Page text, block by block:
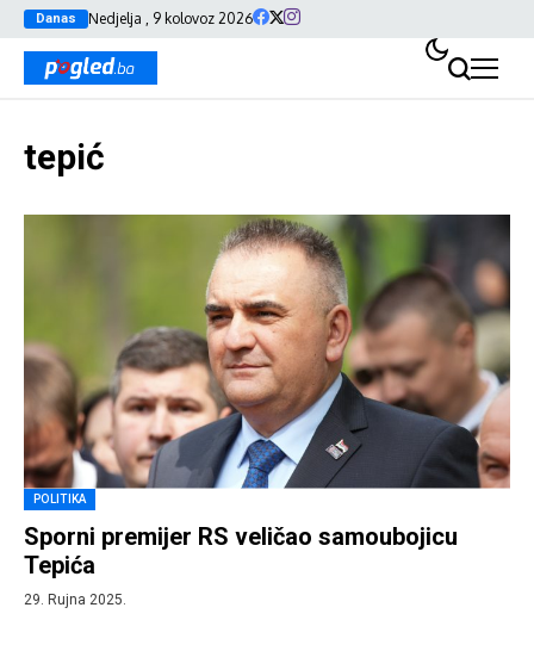
Danas Nedjelja , 9 kolovoz 2026
tepić
POLITIKA
Sporni premijer RS veličao samoubojicu
Tepića
29. Rujna 2025.